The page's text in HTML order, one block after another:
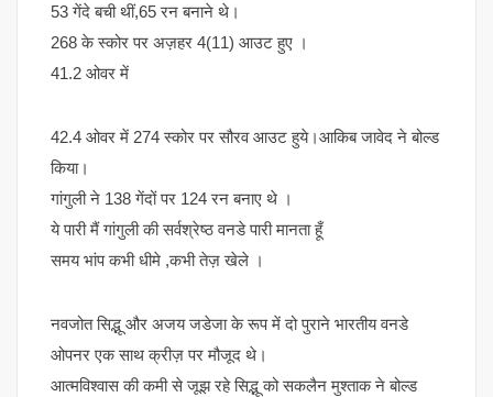
53 गेंदे बची थीं,65 रन बनाने थे।
268 के स्कोर पर अज़हर 4(11) आउट हुए ।
41.2 ओवर में
42.4 ओवर में 274 स्कोर पर सौरव आउट हुये।आकिब जावेद ने बोल्ड
किया।
गांगुली ने 138 गेंदों पर 124 रन बनाए थे ।
ये पारी मैं गांगुली की सर्वश्रेष्ठ वनडे पारी मानता हूँ
समय भांप कभी धीमे ,कभी तेज़ खेले ।
नवजोत सिद्भू और अजय जडेजा के रूप में दो पुराने भारतीय वनडे
ओपनर एक साथ क्रीज़ पर मौजूद थे।
आत्मविश्वास की कमी से जूझ रहे सिद्भू को सकलैन मुश्ताक ने बोल्ड